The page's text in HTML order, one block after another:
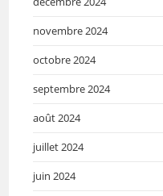
novembre 2024
octobre 2024
septembre 2024
août 2024
juillet 2024
juin 2024